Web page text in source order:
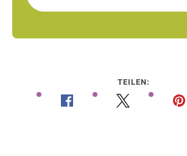
TEILEN: